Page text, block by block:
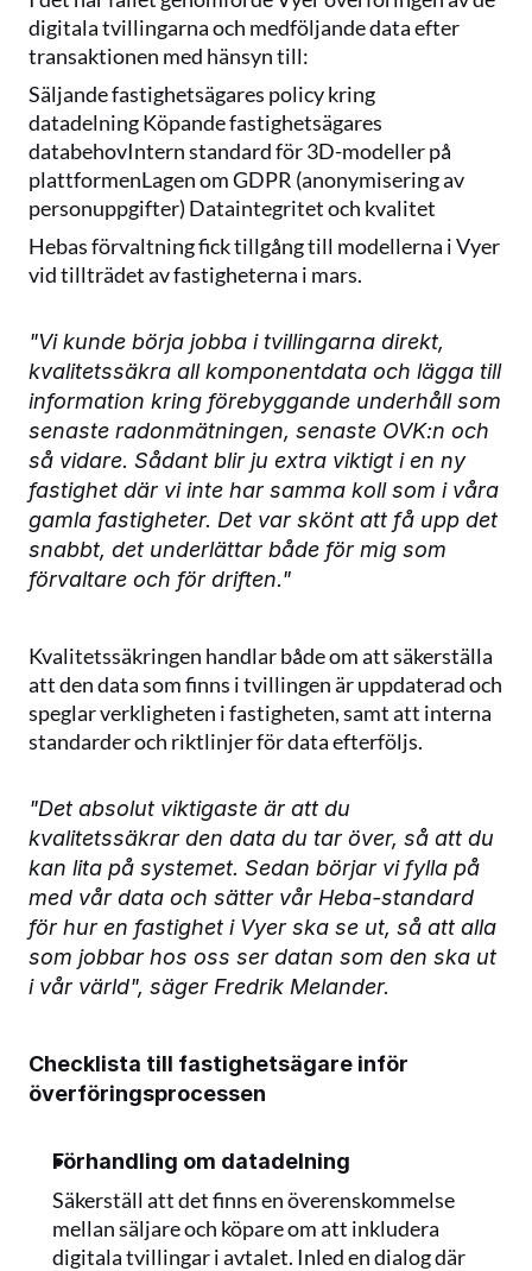
digitala tvillingarna och medföljande data efter
transaktionen med hänsyn till:
Säljande fastighetsägares policy kring
datadelning Köpande fastighetsägares
databehovIntern standard för 3D-modeller på
plattformenLagen om GDPR (anonymisering av
personuppgifter) Dataintegritet och kvalitet
Hebas förvaltning fick tillgång till modellerna i Vyer
vid tillträdet av fastigheterna i mars.
"Vi kunde börja jobba i tvillingarna direkt,
kvalitetssäkra all komponentdata och lägga till
information kring förebyggande underhåll som
senaste radonmätningen, senaste OVK:n och
så vidare. Sådant blir ju extra viktigt i en ny
fastighet där vi inte har samma koll som i våra
gamla fastigheter. Det var skönt att få upp det
snabbt, det underlättar både för mig som
förvaltare och för driften."
Kvalitetssäkringen handlar både om att säkerställa
att den data som finns i tvillingen är uppdaterad och
speglar verkligheten i fastigheten, samt att interna
standarder och riktlinjer för data efterföljs.
"Det absolut viktigaste är att du
kvalitetssäkrar den data du tar över, så att du
kan lita på systemet. Sedan börjar vi fylla på
med vår data och sätter vår Heba-standard
för hur en fastighet i Vyer ska se ut, så att alla
som jobbar hos oss ser datan som den ska ut
i vår värld", säger Fredrik Melander.
Checklista till fastighetsägare inför
överföringsprocessen
Förhandling om datadelning
Säkerställ att det finns en överenskommelse
mellan säljare och köpare om att inkludera
digitala tvillingar i avtalet. Inled en dialog där